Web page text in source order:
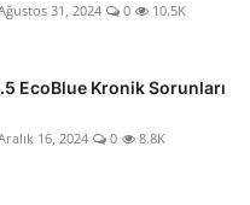
31, 2024 0 10.5K
EcoBlue Kronik Sorunları
16, 2024 0 8.8K